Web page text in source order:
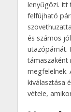
lenyűgözi. Itt
felfújható
és számos
utazópárnát.
támaszaként
megfelelnek.
kiválasztása
vétele,